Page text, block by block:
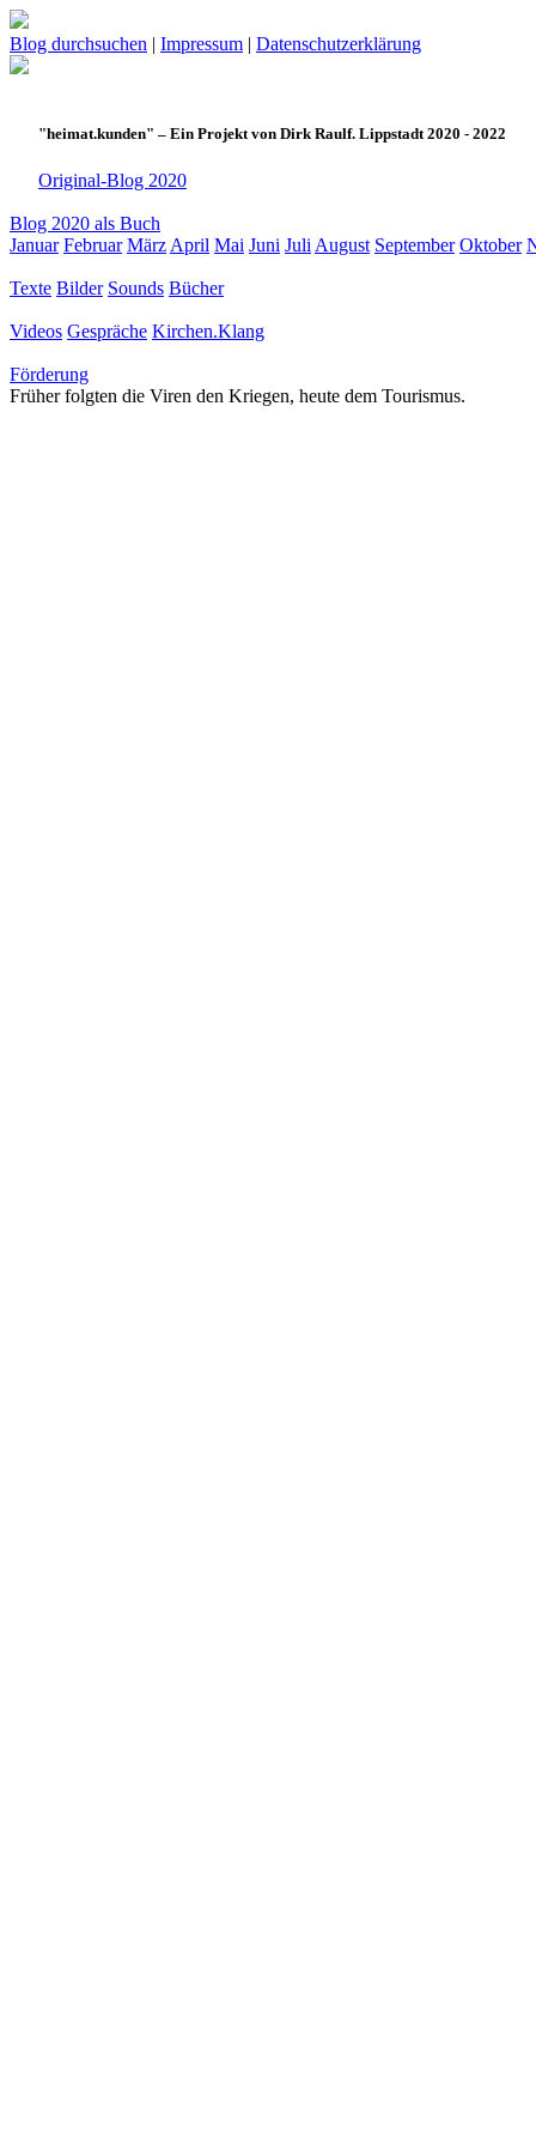
Blog durchsuchen | Impressum | Datenschutzerklärung
"heimat.kunden" – Ein Projekt von Dirk Raulf. Lippstadt 2020 - 2022
Original-Blog 2020
Blog 2020 als Buch
Januar Februar März April Mai Juni Juli August September Oktober
Texte Bilder Sounds Bücher
Videos Gespräche Kirchen.Klang
Förderung
Früher folgten die Viren den Kriegen, heute dem Tourismus.